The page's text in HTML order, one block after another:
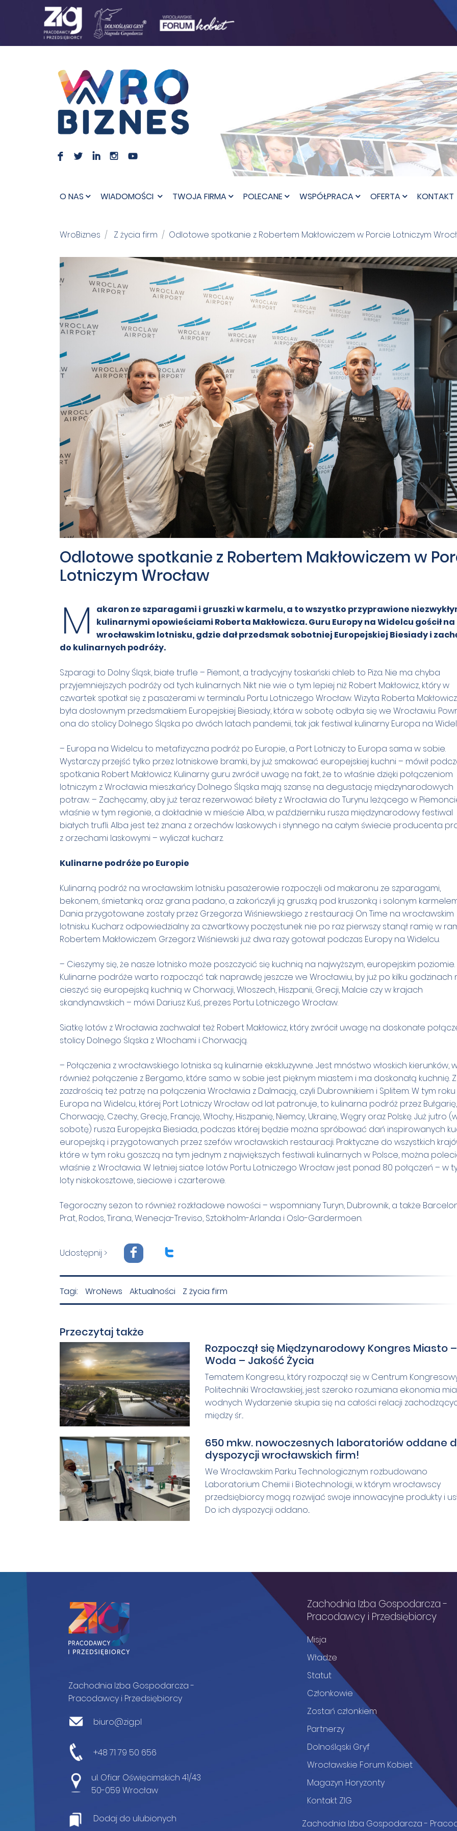
F L I I
O NAS WIADOMOŚCI TWOJA FIRMA POLECANE WSPÓŁPRACA OFERTA KONTAKT
WroBiznes Z życia firm Odlotowe spotkanie z Robertem Makłowiczem w Porcie Lotniczym
Odlotowe spotkanie z Robertem Makłowiczem w
Lotniczym Wrocław
M
akaron ze szparagami i gruszki w karmelu, a to wszystko przyprawione
kulinarnymi opowieściami Roberta Makłowicza. Guru Europy na Widelcu gościł na
wrocławskim lotnisku, gdzie dał przedsmak sobotniej Europejskiej Biesiady i
do kulinarnych podróży.
Szparagi to Dolny Śląsk, białe trufle – Piemont, a tradycyjny toskański chleb to Piza. Nie ma chyba
przyjemniejszych podróży od tych kulinarnych. Nikt nie wie o tym lepiej niż Robert Makłowicz, który w
czwartek spotkał się z pasażerami w terminalu Portu Lotniczego Wrocław. Wizyta Roberta
była dosłownym przedsmakiem Europejskiej Biesiady, która w sobotę odbyła się we Wrocławiu.
ona do stolicy Dolnego Śląska po dwóch latach pandemii, tak jak festiwal kulinarny Europa na
– Europa na Widelcu to metafizyczna podróż po Europie, a Port Lotniczy to Europa sama w sobie.
Wystarczy przejść tylko przez lotniskowe bramki, by już smakować europejskiej kuchni – mówił
spotkania Robert Makłowicz. Kulinarny guru zwrócił uwagę na fakt, że to właśnie dzięki połączeniom
lotniczym z Wrocławia mieszkańcy Dolnego Śląska mają szansę na degustację międzynarodowych
potraw. – Zachęcamy, aby już teraz rezerwować bilety z Wrocławia do Turynu leżącego w
właśnie w tym regionie, a dokładnie w mieście Alba, w październiku rusza międzynarodowy festiwal
białych trufli. Alba jest też znana z orzechów laskowych i słynnego na całym świecie producenta
z orzechami laskowymi – wyliczał kucharz.
Kulinarne podróże po Europie
Kulinarną podróż na wrocławskim lotnisku pasażerowie rozpoczęli od makaronu ze szparagami,
bekonem, śmietanką oraz grana padano, a zakończyli ją gruszką pod kruszonką i solonym
Dania przygotowane zostały przez Grzegorza Wiśniewskiego z restauracji On Time na wrocławskim
lotnisku. Kucharz odpowiedzialny za czwartkowy poczęstunek nie po raz pierwszy stanął ramię w
Robertem Makłowiczem. Grzegorz Wiśniewski już dwa razy gotował podczas Europy na Widelcu.
– Cieszymy się, że nasze lotnisko może poszczycić się kuchnią na najwyższym, europejskim poziomie.
Kulinarne podróże warto rozpocząć tak naprawdę jeszcze we Wrocławiu, by już po kilku godzinach
cieszyć się europejską kuchnią w Chorwacji, Włoszech, Hiszpanii, Grecji, Malcie czy w krajach
skandynawskich – mówi Dariusz Kuś, prezes Portu Lotniczego Wrocław.
Siatkę lotów z Wrocławia zachwalał też Robert Makłowicz, który zwrócił uwagę na doskonałe
stolicy Dolnego Śląska z Włochami i Chorwacją.
– Połączenia z wrocławskiego lotniska są kulinarnie ekskluzywne. Jest mnóstwo włoskich kierunków,
również połączenie z Bergamo, które samo w sobie jest pięknym miastem i ma doskonałą kuchnię. Z
zazdrością też patrzę na połączenia Wrocławia z Dalmacją, czyli Dubrownikiem i Splitem. W tym roku
Europa na Widelcu, której Port Lotniczy Wrocław od lat patronuje, to kulinarna podróż przez Bułgarię,
Chorwację, Czechy, Grecję, Francję, Włochy, Hiszpanię, Niemcy, Ukrainę, Węgry oraz Polskę. Już jutro
sobotę) rusza Europejska Biesiada, podczas której będzie można spróbować dań inspirowanych
europejską i przygotowanych przez szefów wrocławskich restauracji. Praktyczne do wszystkich
które w tym roku goszczą na tym jednym z największych festiwali kulinarnych w Polsce, można
właśnie z Wrocławia. W letniej siatce lotów Portu Lotniczego Wrocław jest ponad 80 połączeń – w
loty niskokosztowe, sieciowe i czarterowe.
Tegoroczny sezon to również rozkładowe nowości – wspomniany Turyn, Dubrownik, a także
Prat, Rodos, Tirana, Wenecja-Treviso, Sztokholm-Arlanda i Oslo-Gardermoen.
Udostępnij > F T
Tagi: WroNews Aktualności Z życia firm
Przeczytaj także
Rozpoczął się Międzynarodowy Kongres Miasto –
Woda – Jakość Życia
Tematem Kongresu, który rozpoczął się w Centrum
Politechniki Wrocławskiej, jest szeroko rozumiana ekonomia
wodnych. Wydarzenie skupia się na całości relacji
między śr...
650 mkw. nowoczesnych laboratoriów oddane
dyspozycji wrocławskich firm!
We Wrocławskim Parku Technologicznym rozbudowano
Laboratorium Chemii i Biotechnologii, w którym wrocławscy
przedsiębiorcy mogą rozwijać swoje innowacyjne produkty i
Do ich dyspozycji oddano...
Zachodnia Izba Gospodarcza -
Pracodawcy i Przedsiębiorcy
biuro@zig.pl
+48 71 79 50 656
ul. Ofiar Oświęcimskich 41/43
50-059 Wrocław
Dodaj do ulubionych
Zachodnia Izba Gospodarcza -
Pracodawcy i Przedsiębiorcy
Misja
Władze
Statut
Członkowie
Zostań członkiem
Partnerzy
Dolnośląski Gryf
Wrocławskie Forum Kobiet
Magazyn Horyzonty
Kontakt ZIG
Zachodnia Izba Gospodarcza -